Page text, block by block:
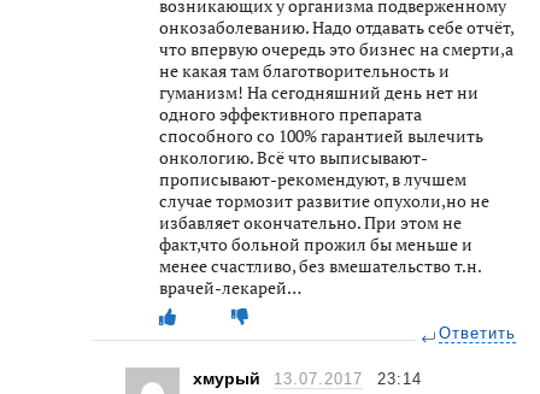
возникающих у организма подверженному
онкозаболеванию. Надо отдавать себе отчёт,
что впервую очередь это бизнес на смерти,а
не какая там благотворительность и
гуманизм! На сегодняшний день нет ни
одного эффективного препарата
способного со 100% гарантией вылечить
онкологию. Всё что выписывают-
прописывают-рекомендуют, в лучшем
случае тормозит развитие опухоли,но не
избавляет окончательно. При этом не
факт,что больной прожил бы меньше и
менее счастливо, без вмешательство т.н.
врачей-лекарей…
Ответить
хмурый 13.07.2017 23:14